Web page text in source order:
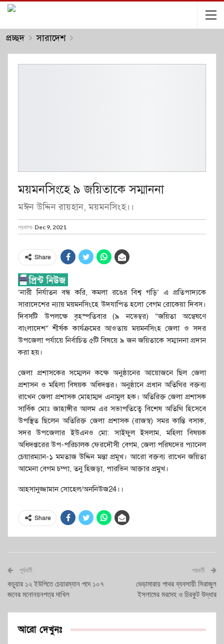
প্রচ্ছদ সারাদেশ
ময়মনসিংহে ৯ জয়িতাকে সম্মাননা
মঈন উদ্দিন রায়হান, ময়মনসিংহ।।
প্রকাশঃ Dec 9, 2021
Share
‘নারী নির্যাতন বন্ধ করি, কমলা রঙের বিশ্ব গড়ি’ এ প্রতিপাদ্যকে
সারাদেশের ন্যায় ময়মনসিংহে উদযাপিত হলো বেগম রোকেয়া দিবস।
দিবসটি উপলক্ষে বৃহস্পতিবার (৯ নভেম্বর) “জয়িতা অন্বেষণে
বাংলাদেশ” শীর্ষক কার্যক্রমের আওতায় ময়মনসিংহ জেলা ও সদর
উপজেলা পর্যায়ে নির্বাচিত ৫টি বিষয়ে ৯ জন জয়িতাকে সম্মাননা প্রদান
করা হয়।
জেলা প্রশাসকের সম্মেলন কক্ষে অনুষ্ঠানের আয়োজনে ছিল জেলা
প্রশাসন ও মহিলা বিষয়ক অধিদপ্তর। অনুষ্ঠানে প্রধান অতিথির বক্তব্য
রাখেন জেলা প্রশাসক মোহাম্মদ এনামুল হক। অতিরিক্ত জেলা প্রশাসক
সার্বিক মোঃ জাহাঙ্গীর আলম এর সভাপতিত্বে বিশেষ অতিথি হিসেবে
উপস্থিত ছিলেন অতিরিক্ত জেলা প্রশাসক (রাজস্ব) সমর কান্তি বসাক,
সদর উপজেলার ইউএনও মো: সাইফুল ইসলাম, মহিলা বিষয়ক
অধিদপ্তরের উপ-পরিচালক ফেরদৌসী বেগম, জেলা পরিষদের প্যানেল
চেয়ারম্যান-১ মমতাজ উদ্দিন মন্তা প্রমূখ। আরো বক্তব্য রাখেন জয়িতা
আমেনা বেগম চম্পা, তনু হিজড়া, পারভিন আক্তার প্রমুখ।
আহসানুজ্জামান সোহেল/অননিউজ24।।
Share
পূর্ববর্তী
কচুয়ার ১২ ইউপিতে চেয়ারম্যান পদে ১০৭
জনের মনোনয়নপত্র দাখিল
পরবর্তী
ভেড়ামারায় পাথর ব্যবসায়ী সিরাজুল
ইসলামের মরদেহ ও চিরকুট উদ্ধার
আরো দেখুনঃ